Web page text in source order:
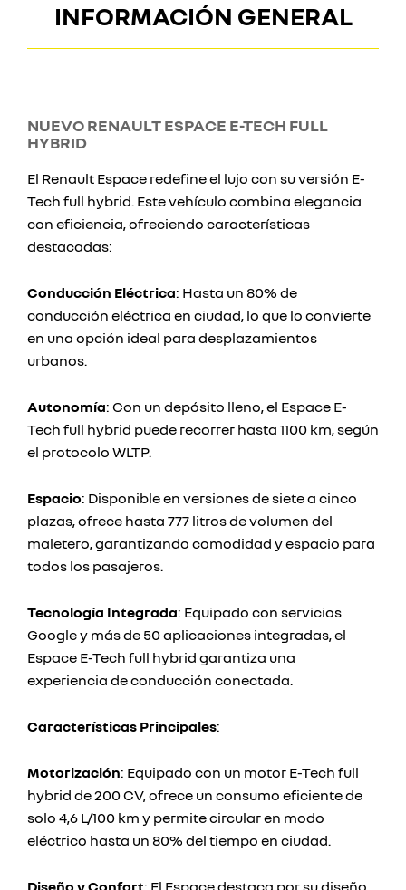
INFORMACIÓN GENERAL
NUEVO RENAULT ESPACE E-TECH FULL
HYBRID
El Renault Espace redefine el lujo con su versión E-
Tech full hybrid. Este vehículo combina elegancia
con eficiencia, ofreciendo características
destacadas:
Conducción Eléctrica: Hasta un 80% de
conducción eléctrica en ciudad, lo que lo convierte
en una opción ideal para desplazamientos
urbanos.
Autonomía: Con un depósito lleno, el Espace E-
Tech full hybrid puede recorrer hasta 1100 km, según
el protocolo WLTP.
Espacio: Disponible en versiones de siete a cinco
plazas, ofrece hasta 777 litros de volumen del
maletero, garantizando comodidad y espacio para
todos los pasajeros.
Tecnología Integrada: Equipado con servicios
Google y más de 50 aplicaciones integradas, el
Espace E-Tech full hybrid garantiza una
experiencia de conducción conectada.
Características Principales:
Motorización: Equipado con un motor E-Tech full
hybrid de 200 CV, ofrece un consumo eficiente de
solo 4,6 L/100 km y permite circular en modo
eléctrico hasta un 80% del tiempo en ciudad.
Diseño y Confort: El Espace destaca por su diseño